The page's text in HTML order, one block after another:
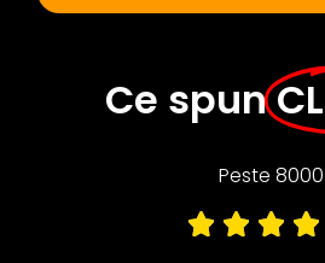
Ce spun
Peste 8000